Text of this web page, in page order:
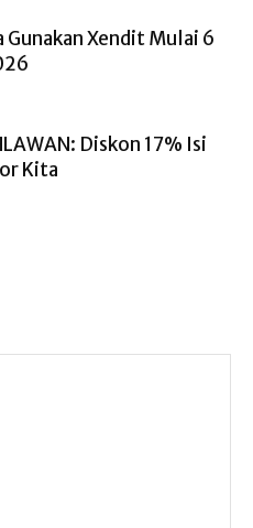
Xendit Mulai 6
Diskon 17% Isi
Kita